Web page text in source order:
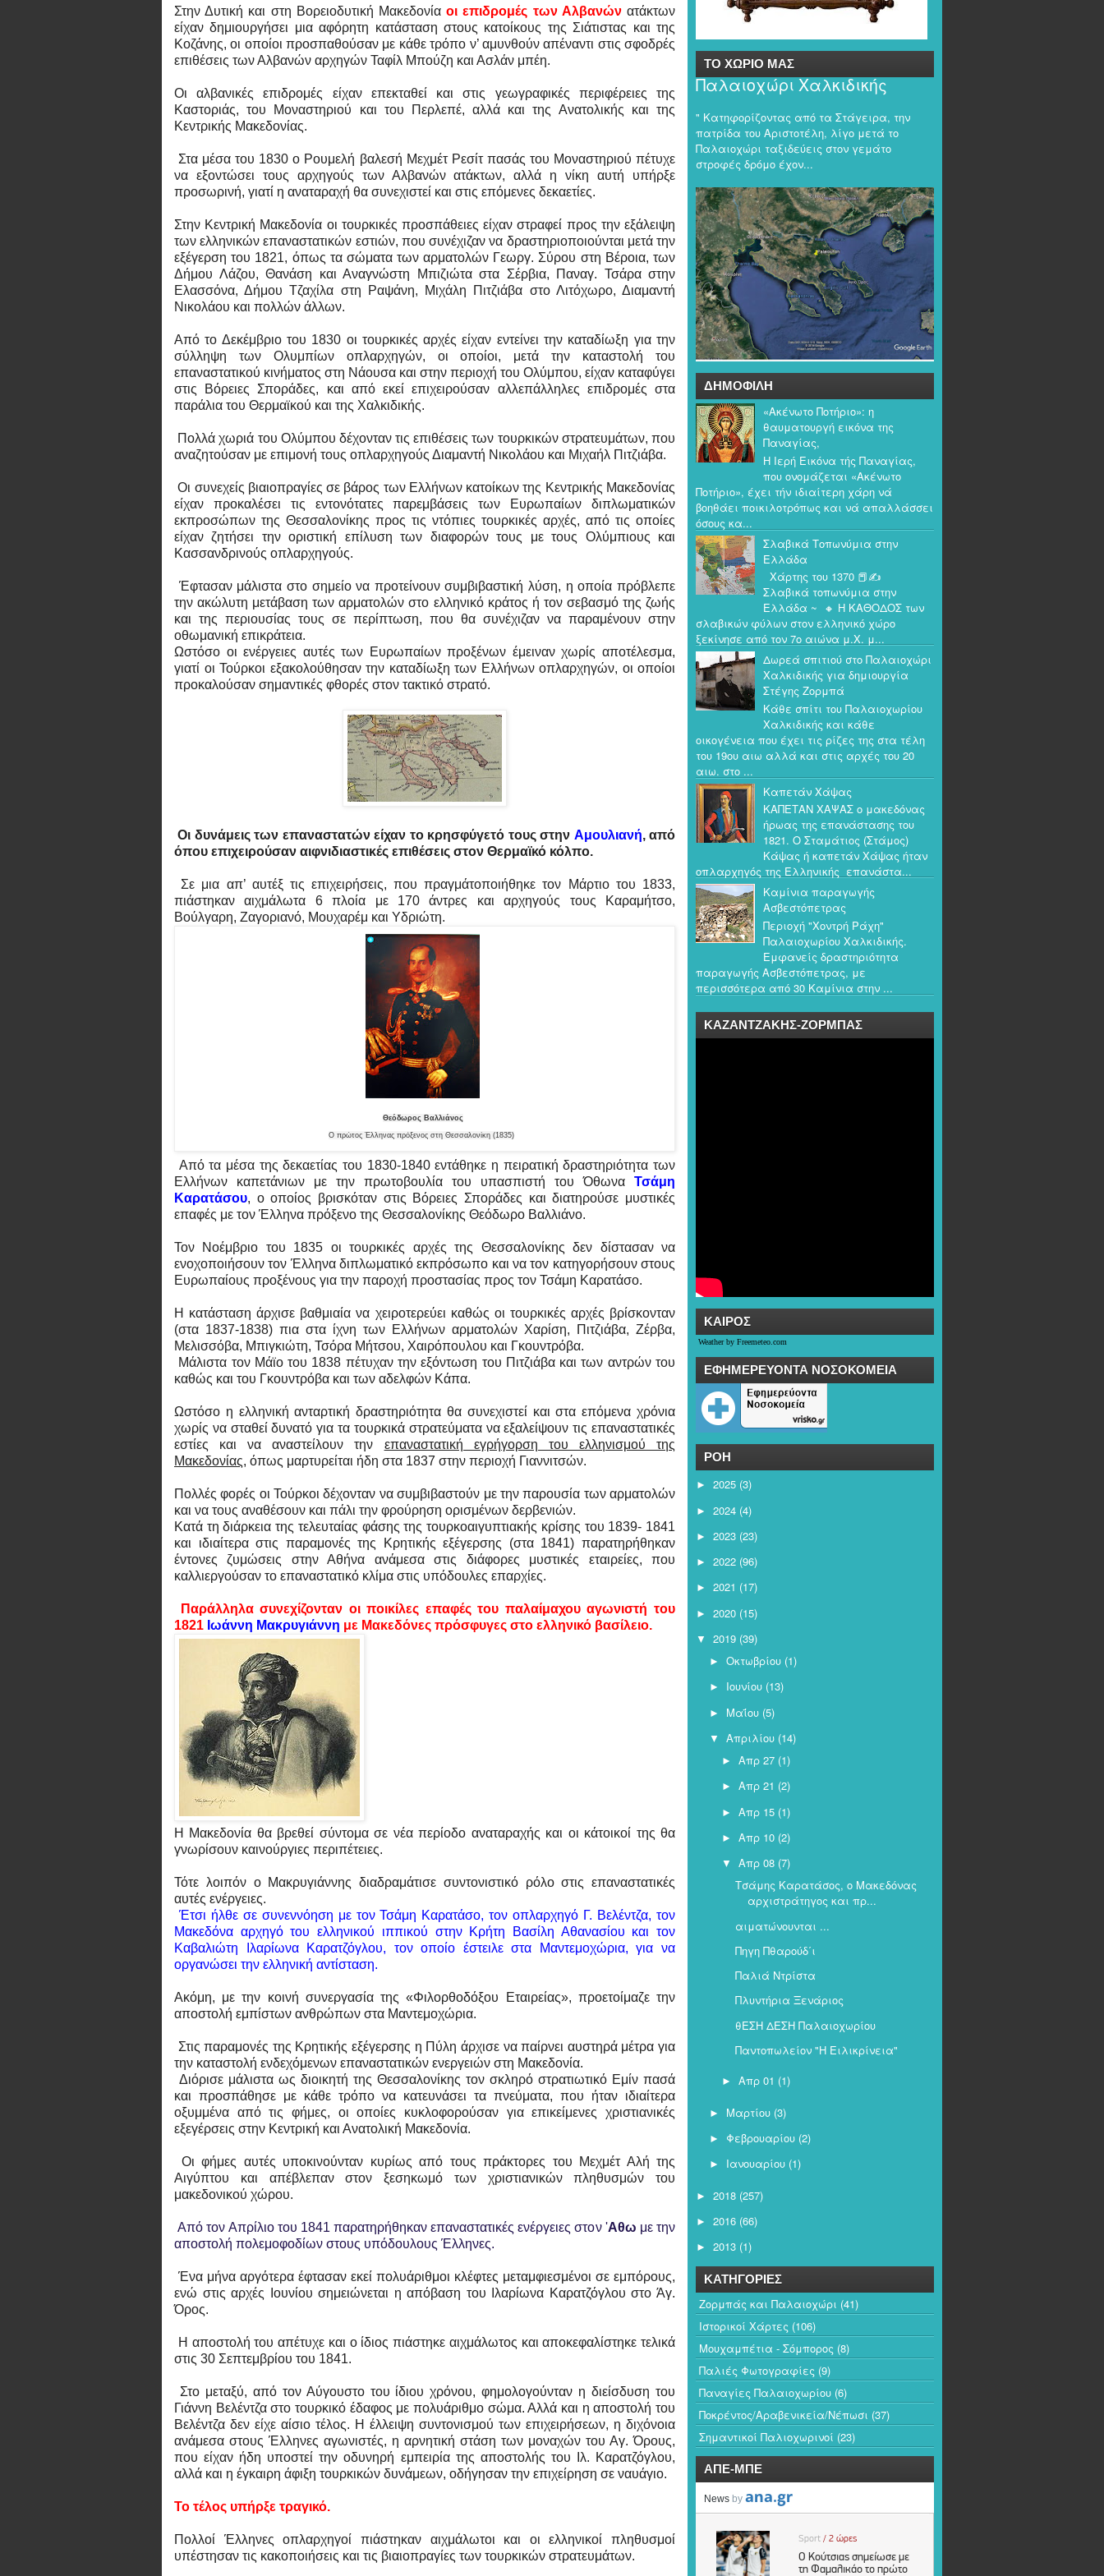
Στην Δυτική και στη Βορειοδυτική Μακεδονίαοι επιδρομές των Αλβανώνατάκτων
είχαν δημιουργήσει μια αφόρητη κατάσταση στους κατοίκους της Σιάτιστας και της
Κοζάνης, οι οποίοι προσπαθούσαν με κάθε τρόπο ν’ αμυνθούν απέναντι στις σφοδρές
επιθέσεις των Αλβανών αρχηγών Ταφίλ Μπούζη και Ασλάν μπέη.
Οι αλβανικές επιδρομές είχαν επεκταθεί και στις γεωγραφικές περιφέρειες της
Καστοριάς, του Μοναστηριού και του Περλεπέ, αλλά και της Ανατολικής και της
Κεντρικής Μακεδονίας.
Στα μέσα του 1830 ο Ρουμελή βαλεσή Μεχμέτ Ρεσίτ πασάς του Μοναστηριού πέτυχε
να εξοντώσει τους αρχηγούς των Αλβανών ατάκτων, αλλά η νίκη αυτή υπήρξε
προσωρινή, γιατί η αναταραχή θα συνεχιστεί και στις επόμενες δεκαετίες.
Στην Κεντρική Μακεδονία οι τουρκικές προσπάθειες είχαν στραφεί προς την εξάλειψη
των ελληνικών επαναστατικών εστιών, που συνέχιζαν να δραστηριοποιούνται μετά την
εξέγερση του 1821, όπως τα σώματα των αρματολών Γεωργ. Σύρου στη Βέροια, των
Δήμου Λάζου, Θανάση και Αναγνώστη Μπιζιώτα στα Σέρβια, Παναγ. Τσάρα στην
Ελασσόνα, Δήμου Τζαχίλα στη Ραψάνη, Μιχάλη Πιτζιάβα στο Λιτόχωρο, Διαμαντή
Νικολάου και πολλών άλλων.
Από το Δεκέμβριο του 1830 οι τουρκικές αρχές είχαν εντείνει την καταδίωξη για την
σύλληψη των Ολυμπίων οπλαρχηγών, οι οποίοι, μετά την καταστολή του
επαναστατικού κινήματος στη Νάουσα και στην περιοχή του Ολύμπου, είχαν καταφύγει
στις Βόρειες Σποράδες, και από εκεί επιχειρούσαν αλλεπάλληλες επιδρομές στα
παράλια του Θερμαϊκού και της Χαλκιδικής.
Πολλά χωριά του Ολύμπου δέχονταν τις επιθέσεις των τουρκικών στρατευμάτων, που
αναζητούσαν με επιμονή τους οπλαρχηγούς Διαμαντή Νικολάου και Μιχαήλ Πιτζιάβα.
Οι συνεχείς βιαιοπραγίες σε βάρος των Ελλήνων κατοίκων της Κεντρικής Μακεδονίας
είχαν προκαλέσει τις εντονότατες παρεμβάσεις των Ευρωπαίων διπλωματικών
εκπροσώπων της Θεσσαλονίκης προς τις ντόπιες τουρκικές αρχές, από τις οποίες
είχαν ζητήσει την οριστική επίλυση των διαφορών τους με τους Ολύμπιους και
Κασσανδρινούς οπλαρχηγούς.
Έφτασαν μάλιστα στο σημείο να προτείνουν συμβιβαστική λύση, η οποία πρόβλεπε
την ακώλυτη μετάβαση των αρματολών στο ελληνικό κράτος ή τον σεβασμό της ζωής
και της περιουσίας τους σε περίπτωση, που θα συνέχιζαν να παραμένουν στην
οθωμανική επικράτεια.
Ωστόσο οι ενέργειες αυτές των Ευρωπαίων προξένων έμειναν χωρίς αποτέλεσμα,
γιατί οι Τούρκοι εξακολούθησαν την καταδίωξη των Ελλήνων οπλαρχηγών, οι οποίοι
προκαλούσαν σημαντικές φθορές στον τακτικό στρατό.
Οι δυνάμεις των επαναστατών είχαν το κρησφύγετό τους στην Αμουλιανή, από
όπου επιχειρούσαν αιφνιδιαστικές επιθέσεις στον Θερμαϊκό κόλπο.
Σε μια απ’ αυτέξ τις επιχειρήσεις, που πραγμάτοποιήθηκε τον Μάρτιο του 1833,
πιάστηκαν αιχμάλωτα 6 πλοία με 170 άντρες και αρχηγούς τους Καραμήτσο,
Βούλγαρη, Ζαγοριανό, Μουχαρέμ και Υδριώτη.
Θεόδωρος Βαλλιάνος
Ο πρώτος Έλληνας πρόξενος στη Θεσσαλονίκη (1835)
Από τα μέσα της δεκαετίας του 1830-1840 εντάθηκε η πειρατική δραστηριότητα των
Ελλήνων καπετάνιων με την πρωτοβουλία του υπασπιστή του Όθωνα Τσάμη
Καρατάσου, ο οποίος βρισκόταν στις Βόρειες Σποράδες και διατηρούσε μυστικές
επαφές με τον Έλληνα πρόξενο της Θεσσαλονίκης Θεόδωρο Βαλλιάνο.
Τον Νοέμβριο του 1835 οι τουρκικές αρχές της Θεσσαλονίκης δεν δίστασαν να
ενοχοποιήσουν τον Έλληνα διπλωματικό εκπρόσωπο και να τον κατηγορήσουν στους
Ευρωπαίους προξένους για την παροχή προστασίας προς τον Τσάμη Καρατάσο.
Η κατάσταση άρχισε βαθμιαία να χειροτερεύει καθώς οι τουρκικές αρχές βρίσκονταν
(στα 1837-1838) πια στα ίχνη των Ελλήνων αρματολών Χαρίση, Πιτζιάβα, Ζέρβα,
Μελισσόβα, Μπιγκιώτη, Τσόρα Μήτσου, Χαιρόπουλου και Γκουντρόβα.
Μάλιστα τον Μάϊο του 1838 πέτυχαν την εξόντωση του Πιτζιάβα και των αντρών του
καθώς και του Γκουντρόβα και των αδελφών Κάπα.
Ωστόσο η ελληνική ανταρτική δραστηριότητα θα συνεχιστεί και στα επόμενα χρόνια
χωρίς να σταθεί δυνατό για τα τουρκικά στρατεύματα να εξαλείψουν τις επαναστατικές
εστίες και να αναστείλουν την επαναστατική εγρήγορση του ελληνισμού της
Μακεδονίας, όπως μαρτυρείται ήδη στα 1837 στην περιοχή Γιαννιτσών.
Πολλές φορές οι Τούρκοι δέχονταν να συμβιβαστούν με την παρουσία των αρματολών
και να τους αναθέσουν και πάλι την φρούρηση ορισμένων δερβενιών.
Κατά τη διάρκεια της τελευταίας φάσης της τουρκοαιγυπτιακής κρίσης του 1839- 1841
και ιδιαίτερα στις παραμονές της Κρητικής εξέγερσης (στα 1841) παρατηρήθηκαν
έντονες ζυμώσεις στην Αθήνα ανάμεσα στις διάφορες μυστικές εταιρείες, που
καλλιεργούσαν το επαναστατικό κλίμα στις υπόδουλες επαρχίες.
Παράλληλα συνεχίζονταν οι ποικίλες επαφές του παλαίμαχου αγωνιστή του
1821 Ιωάννη Μακρυγιάννη με Μακεδόνες πρόσφυγες στο ελληνικό βασίλειο.
Η Μακεδονία θα βρεθεί σύντομα σε νέα περίοδο αναταραχής και οι κάτοικοί της θα
γνωρίσουν καινούργιες περιπέτειες.
Τότε λοιπόν ο Μακρυγιάννης διαδραμάτισε συντονιστικό ρόλο στις επαναστατικές
αυτές ενέργειες.
Έτσι ήλθε σε συνεννόηση με τον Τσάμη Καρατάσο, τον οπλαρχηγό Γ. Βελέντζα, τον
Μακεδόνα αρχηγό του ελληνικού ιππικού στην Κρήτη Βασίλη Αθανασίου και τον
Καβαλιώτη Ιλαρίωνα Καρατζόγλου, τον οποίο έστειλε στα Μαντεμοχώρια, για να
οργανώσει την ελληνική αντίσταση.
Ακόμη, με την κοινή συνεργασία της «Φιλορθοδόξου Εταιρείας», προετοίμαζε την
αποστολή εμπίστων ανθρώπων στα Μαντεμοχώρια.
Στις παραμονές της Κρητικής εξέγερσης η Πύλη άρχισε να παίρνει αυστηρά μέτρα για
την καταστολή ενδεχόμενων επαναστατικών ενεργειών στη Μακεδονία.
Διόρισε μάλιστα ως διοικητή της Θεσσαλονίκης τον σκληρό στρατιωτικό Εμίν πασά
και προσπάθησε με κάθε τρόπο να κατευνάσει τα πνεύματα, που ήταν ιδιαίτερα
οξυμμένα από τις φήμες, οι οποίες κυκλοφορούσαν για επικείμενες χριστιανικές
εξεγέρσεις στην Κεντρική και Ανατολική Μακεδονία.
Οι φήμες αυτές υποκινούνταν κυρίως από τους πράκτορες του Μεχμέτ Αλή της
Αιγύπτου και απέβλεπαν στον ξεσηκωμό των χριστιανικών πληθυσμών του
μακεδονικού χώρου.
Από τον Απρίλιο του 1841 παρατηρήθηκαν επαναστατικές ενέργειες στον 'Αθω με την
αποστολή πολεμοφοδίων στους υπόδουλους Έλληνες.
Ένα μήνα αργότερα έφτασαν εκεί πολυάριθμοι κλέφτες μεταμφιεσμένοι σε εμπόρους,
ενώ στις αρχές Ιουνίου σημειώνεται η απόβαση του Ιλαρίωνα Καρατζόγλου στο Άγ.
Όρος.
Η αποστολή του απέτυχε και ο ίδιος πιάστηκε αιχμάλωτος και αποκεφαλίστηκε τελικά
στις 30 Σεπτεμβρίου του 1841.
Στο μεταξύ, από τον Αύγουστο του ίδιου χρόνου, φημολογούνταν η διείσδυση του
Γιάννη Βελέντζα στο τουρκικό έδαφος με πολυάριθμο σώμα. Αλλά και η αποστολή του
Βελέντζα δεν είχε αίσιο τέλος. Η έλλειψη συντονισμού των επιχειρήσεων, η διχόνοια
ανάμεσα στους Έλληνες αγωνιστές, η αρνητική στάση των μοναχών του Αγ. Όρους,
που είχαν ήδη υποστεί την οδυνηρή εμπειρία της αποστολής του Ιλ. Καρατζόγλου,
αλλά και η έγκαιρη άφιξη τουρκικών δυνάμεων, οδήγησαν την επιχείρηση σε ναυάγιο.
Το τέλος υπήρξε τραγικό.
Πολλοί Έλληνες οπλαρχηγοί πιάστηκαν αιχμάλωτοι και οι ελληνικοί πληθυσμοί
υπέστησαν τις κακοποιήσεις και τις βιαιοπραγίες των τουρκικών στρατευμάτων.
ΤΟ ΧΩΡΙΟ ΜΑΣ
Παλαιοχώρι Χαλκιδικής
" Κατηφορίζοντας από τα Στάγειρα, την
πατρίδα του Αριστοτέλη, λίγο μετά το
Παλαιοχώρι ταξιδεύεις στον γεμάτο
στροφές δρόμο έχον...
ΔΗΜΟΦΙΛΗ
«Ακένωτο Ποτήριο»: η
θαυματουργή εικόνα της
Παναγίας,
Η Ιερή Εικόνα τής Παναγίας,
που ονομάζεται «Ακένωτο
Ποτήριο», έχει τήν ιδιαίτερη χάρη νά
βοηθάει ποικιλοτρόπως και νά απαλλάσσει
όσους κα...
Σλαβικά Τοπωνύμια στην
Ελλάδα
Χάρτης του 1370 📕✍️
Σλαβικά τοπωνύμια στην
Ελλάδα ~ 🔸 Η ΚΑΘΟΔΟΣ των
σλαβικών φύλων στον ελληνικό χώρο
ξεκίνησε από τον 7ο αιώνα μ.Χ. μ...
Δωρεά σπιτιού στο Παλαιοχώρι
Χαλκιδικής για δημιουργία
Στέγης Ζορμπά
Κάθε σπίτι του Παλαιοχωρίου
Χαλκιδικής και κάθε
οικογένεια που έχει τις ρίζες της στα τέλη
του 19ου αιω αλλά και στις αρχές του 20
αιω. στο ...
Καπετάν Χάψας
ΚΑΠΕΤΑΝ ΧΑΨΑΣ ο μακεδόνας
ήρωας της επανάστασης του
1821. Ο Σταμάτιος (Στάμος)
Κάψας ή καπετάν Χάψας ήταν
οπλαρχηγός της Ελληνικής επανάστα...
Καμίνια παραγωγής
Ασβεστόπετρας
Περιοχή "Χοντρή Ράχη"
Παλαιοχωρίου Χαλκιδικής.
Εμφανείς δραστηριότητα
παραγωγής Ασβεστόπετρας, με
περισσότερα από 30 Καμίνια στην ...
ΚΑΖΑΝΤΖΑΚΗΣ-ΖΟΡΜΠΑΣ
ΚΑΙΡOΣ
Weather by Freemeteo.com
ΕΦΗΜΕΡΕΥΟΝΤΑ ΝΟΣΟΚΟΜΕΙΑ
ΡΟΗ
► 2025 (3)
► 2024 (4)
► 2023 (23)
► 2022 (96)
► 2021 (17)
► 2020 (15)
▼ 2019 (39)
► Οκτωβρίου (1)
► Ιουνίου (13)
► Μαΐου (5)
▼ Απριλίου (14)
►Απρ 27 (1)
►Απρ 21 (2)
►Απρ 15 (1)
►Απρ 10 (2)
▼ Απρ 08 (7)
Τσάμης Καρατάσος, ο Μακεδόνας
αρχιστράτηγος και πρ...
αιματώνουνται ...
Πηγη Πθαρούδ΄ι
Παλιά Ντρίστα
Πλυντήρια Ξενάριος
θΕΣΗ ΔΕΣΗ Παλαιοχωρίου
Παντοπωλείον "Η Ειλικρίνεια"
►Απρ 01 (1)
► Μαρτίου (3)
► Φεβρουαρίου (2)
► Ιανουαρίου (1)
► 2018 (257)
► 2016 (66)
► 2013 (1)
ΚΑΤΗΓΟΡΙΕΣ
Ζορμπάς και Παλαιοχώρι (41)
Ιστορικοί Χάρτες (106)
Μουχαμπέτια - Σόμπορος (8)
Παλιές Φωτογραφίες (9)
Παναγίες Παλαιοχωρίου (6)
Ποκρέντος/Αραβενικεία/Νέπωσι (37)
Σημαντικοί Παλιοχωρινοί (23)
ΑΠΕ-ΜΠΕ